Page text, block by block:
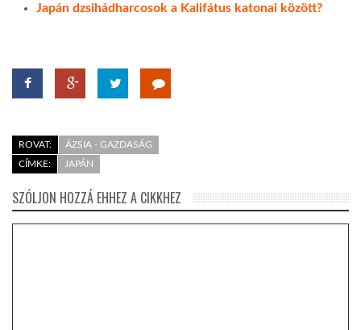
Japán dzsihádharcosok a Kalifátus katonai között?
ROVAT:
ÁZSIA - GAZDASÁG
CÍMKE:
JAPÁN
SZÓLJON HOZZÁ EHHEZ A CIKKHEZ